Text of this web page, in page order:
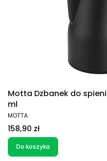
Motta Dzbanek do
ml
PRODUCENT
MOTTA
Cena
158,90 zł
Do koszyka